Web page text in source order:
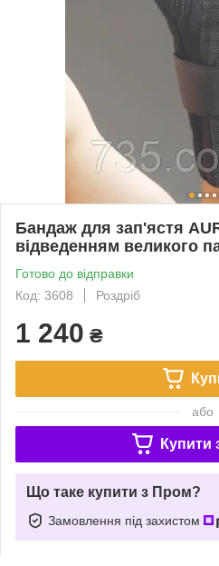
Бандаж для зап'ястя
відведенням великого
Готово до відправки
Код: 3608
Роздріб
1 240 ₴
або
Купити
Що таке купити з Пром?
Замовлення під захистом